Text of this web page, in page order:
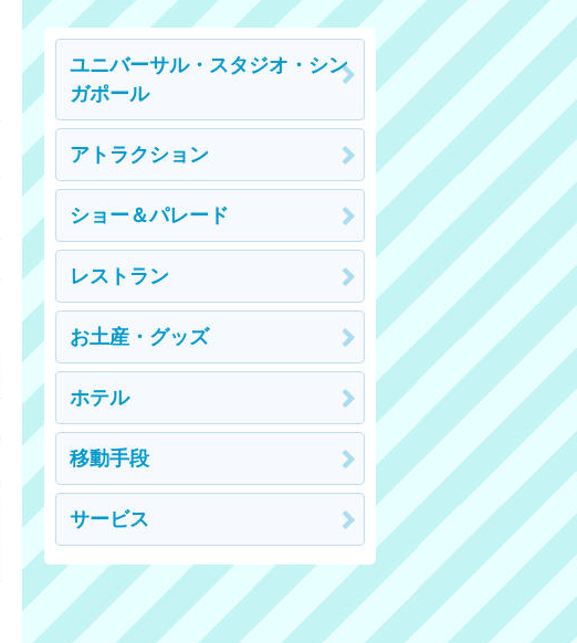
ユニバーサル・スタジオ・シン
ガポール
アトラクション
ショー＆パレード
レストラン
お土産・グッズ
ホテル
移動手段
サービス